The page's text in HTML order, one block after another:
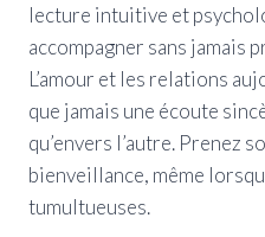
lecture intuitive et
accompagner sans jamais
L’amour et les relations
que jamais une écoute
qu’envers l’autre. Prenez
bienveillance, même
tumultueuses.